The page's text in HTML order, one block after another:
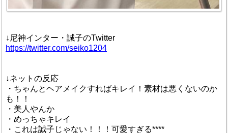
↓尼神インター・誠子のTwitter
https://twitter.com/seiko1204
↓ネットの反応
・ちゃんとヘアメイクすればキレイ！素材は悪くないのか
も！！
・美人やんか
・めっちゃキレイ
・これは誠子じゃない！！！可愛すぎる****